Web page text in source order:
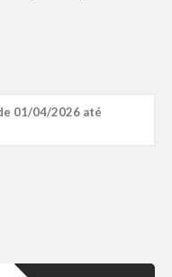
01/04/2026 até